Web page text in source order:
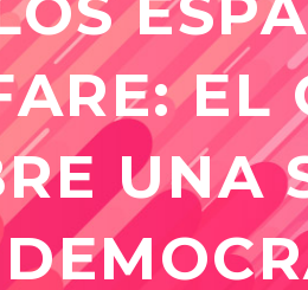
EL
UNA